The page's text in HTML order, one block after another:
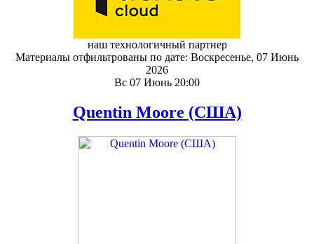
наш технологичный партнер
Материалы отфильтрованы по дате: Воскресенье, 07 Июнь
2026
Вс 07 Июнь 20:00
Quentin Moore (США)